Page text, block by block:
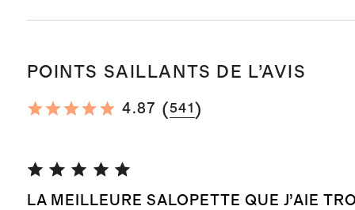
POINTS SAILLANTS DE L’AVIS
4.87 (541 )
LA MEILLEURE SALOPETTE QUE J’AIE